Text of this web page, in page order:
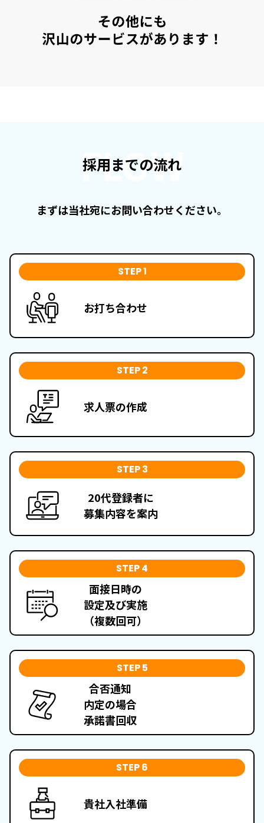
FLOW
採用までの流れ
まずは当社宛にお問い合わせください。
STEP 1
お打ち合わせ
STEP 2
求人票の作成
STEP 3
20代登録者に
募集内容を案内
STEP 4
面接日時の
設定及び実施
（複数回可）
STEP 5
合否通知
内定の場合
承諾書回収
STEP 6
貴社入社準備